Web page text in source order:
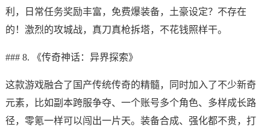
利，日常任务奖励丰富，免费爆装备，土豪设定？不存在
的！激烈的攻城战，真刀真枪拆塔，不花钱照样干。
### 8. 《传奇神话：异界探索》
这款游戏融合了国产传统传奇的精髓，同时加入了不少新奇
元素，比如副本跨服争夺、一个账号多个角色、多样成长路
径，零氪一样可以闯出一片天。装备合成、强化都不贵，打